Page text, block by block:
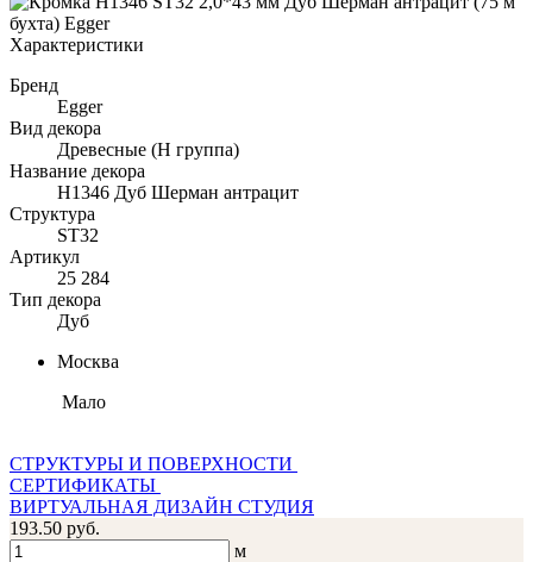
Характеристики
Бренд
Egger
Вид декора
Древесные (Н группа)
Название декора
H1346 Дуб Шерман антрацит
Структура
ST32
Артикул
25 284
Тип декора
Дуб
Москва
Мало
СТРУКТУРЫ И ПОВЕРХНОСТИ
СЕРТИФИКАТЫ
ВИРТУАЛЬНАЯ ДИЗАЙН СТУДИЯ
193.50 руб.
м